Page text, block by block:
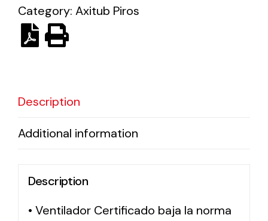
Solar lighting
Category: Axitub Piros
Description
Additional information
Description
• Ventilador Certificado baja la norma